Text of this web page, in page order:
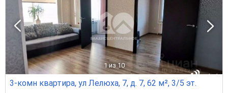
1 из 10
3-комн квартира, ул Лелюха, 7, д. 7, 62 м², 3/5 эт.